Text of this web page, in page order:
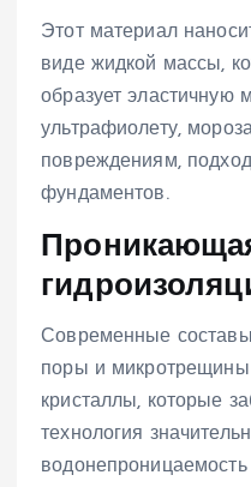
Этот материал
виде жидкой массы,
образует эластичную
ультрафиолету,
повреждениям,
фундаментов.
Современные
поры и микротрещины
кристаллы, которые
технология